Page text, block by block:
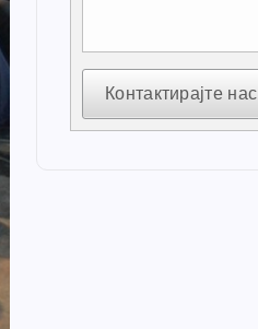
Контактирајте нас